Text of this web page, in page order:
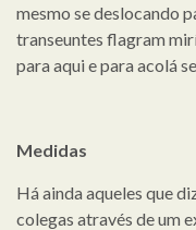
mesmo se deslocando
transeuntes flagram
para aqui e para acolá
Medidas
Há ainda aqueles que
colegas através de um